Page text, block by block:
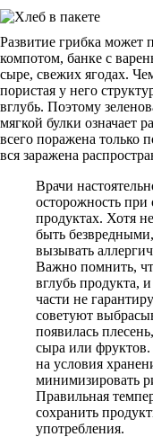
Развитие грибка может
компотом, банке с
сыре, свежих ягодах.
пористая у него
вглубь. Поэтому
мягкой булки означает
всего поражена только
вся заражена
Врачи
осторожность
продуктах. Хотя
быть
вызывать
Важно помнить,
вглубь продукта,
части не
советуют
появилась
сыра или
на условия
минимизировать
Правильная
сохранить
употребления.